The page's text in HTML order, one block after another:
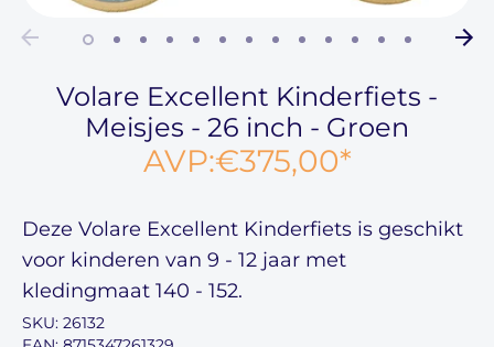
Volare Excellent Kinderfiets -
Meisjes - 26 inch - Groen
AVP:€375,00*
Deze Volare Excellent Kinderfiets is geschikt
voor kinderen van 9 - 12 jaar met
kledingmaat 140 - 152.
SKU: 26132